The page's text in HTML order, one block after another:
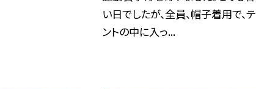
い日でしたが、全員、帽子着用で、テ
ントの中に入っ...